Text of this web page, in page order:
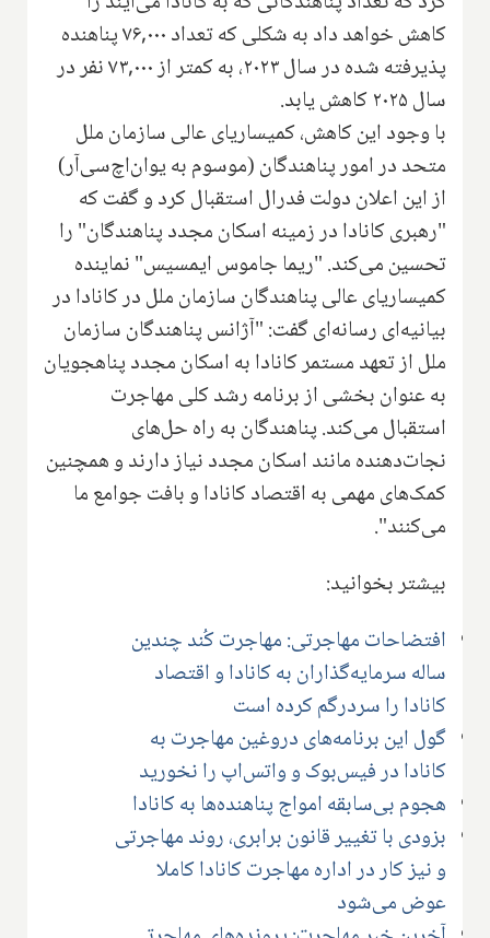
کاهش خواهد داد به شکلی که تعداد ۷۶,۰۰۰ پناهنده
پذیرفته شده در سال ۲۰۲۳، به کمتر از ۷۳,۰۰۰ نفر در
سال ۲۰۲۵ کاهش یابد.
با وجود این کاهش، کمیساریای عالی سازمان ملل
متحد در امور پناهندگان (موسوم به یوان‌اچ‌سی‌آر)
از این اعلان دولت فدرال استقبال کرد و گفت که
"رهبری کانادا در زمینه اسکان مجدد پناهندگان" را
تحسین می‌کند. "ریما جاموس ایمسیس" نماینده
کمیساریای عالی پناهندگان سازمان ملل در کانادا در
بیانیه‌ای رسانه‌ای گفت: "آژانس پناهندگان سازمان
ملل از تعهد مستمر کانادا به اسکان مجدد پناهجویان
به عنوان بخشی از برنامه رشد کلی مهاجرت
استقبال می‌کند. پناهندگان به راه حل‌های
نجات‌دهنده مانند اسکان مجدد نیاز دارند و همچنین
کمک‌های مهمی به اقتصاد کانادا و بافت جوامع ما
می‌کنند".
بیشتر بخوانید:
افتضاحات مهاجرتی: مهاجرت کُند چندین
ساله سرمایه‌گذاران به کانادا و اقتصاد
کانادا را سردرگم کرده است
گول این برنامه‌های دروغین مهاجرت به
‌کانادا در فیس‌بوک و واتس‌اپ را نخورید
هجوم بی‌سابقه امواج پناهنده‌ها به کانادا
بزودی با تغییر قانون برابری، روند مهاجرتی
و نیز کار در اداره مهاجرت کانادا کاملا
عوض می‌شود